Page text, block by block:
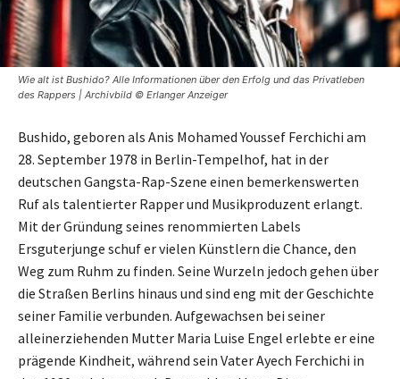
Wie alt ist Bushido? Alle Informationen über den Erfolg und das Privatleben
des Rappers | Archivbild © Erlanger Anzeiger
Bushido, geboren als Anis Mohamed Youssef Ferchichi am
28. September 1978 in Berlin-Tempelhof, hat in der
deutschen Gangsta-Rap-Szene einen bemerkenswerten
Ruf als talentierter Rapper und Musikproduzent erlangt.
Mit der Gründung seines renommierten Labels
Ersguterjunge schuf er vielen Künstlern die Chance, den
Weg zum Ruhm zu finden. Seine Wurzeln jedoch gehen über
die Straßen Berlins hinaus und sind eng mit der Geschichte
seiner Familie verbunden. Aufgewachsen bei seiner
alleinerziehenden Mutter Maria Luise Engel erlebte er eine
prägende Kindheit, während sein Vater Ayech Ferchichi in